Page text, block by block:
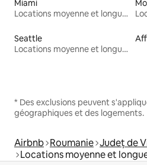
Miami
Locations moyenne et longue durée
Seattle
Locations moyenne et longue durée
* Des exclusions peuvent
géographiques et des logements.
Airbnb Roumanie Județ de
Locations moyenne et